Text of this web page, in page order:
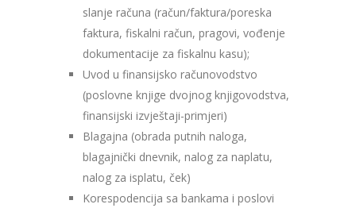
slanje računa (račun/faktura/poreska
faktura, fiskalni račun, pragovi, vođenje
dokumentacije za fiskalnu kasu);
Uvod u finansijsko računovodstvo
(poslovne knjige dvojnog knjigovodstva,
finansijski izvještaji-primjeri)
Blagajna (obrada putnih naloga,
blagajnički dnevnik, nalog za naplatu,
nalog za isplatu, ček)
Korespodencija sa bankama i poslovi